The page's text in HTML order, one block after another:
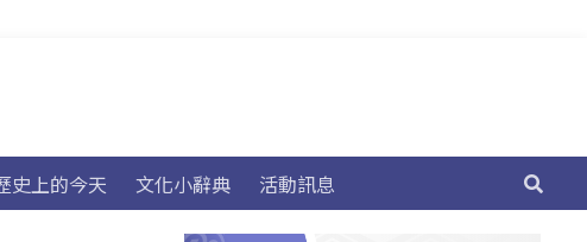
史上的今天 文化小辭典 活動訊息